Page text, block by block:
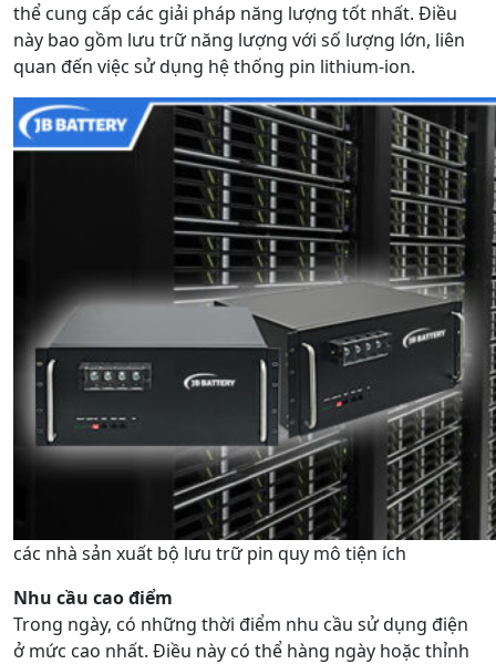
thể cung cấp các giải pháp năng lượng tốt nhất. Điều
này bao gồm lưu trữ năng lượng với số lượng lớn, liên
quan đến việc sử dụng hệ thống pin lithium-ion.
các nhà sản xuất bộ lưu trữ pin quy mô tiện ích
Nhu cầu cao điểm
Trong ngày, có những thời điểm nhu cầu sử dụng điện
ở mức cao nhất. Điều này có thể hàng ngày hoặc thỉnh